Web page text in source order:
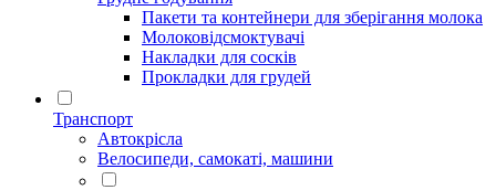
Пакети та контейнери для зберігання молока
Молоковідсмоктувачі
Накладки для сосків
Прокладки для грудей
Транспорт
Автокрісла
Велосипеди, самокаті, машини